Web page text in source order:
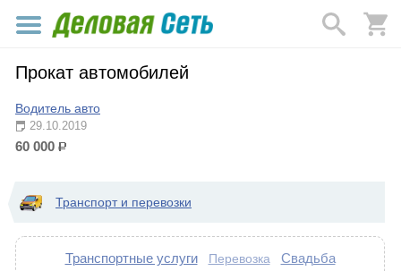
Прокат автомобилей
Водитель авто
29.10.2019
60 000 р.
Транспорт и перевозки
Транспортные услуги Перевозка
Свадьба